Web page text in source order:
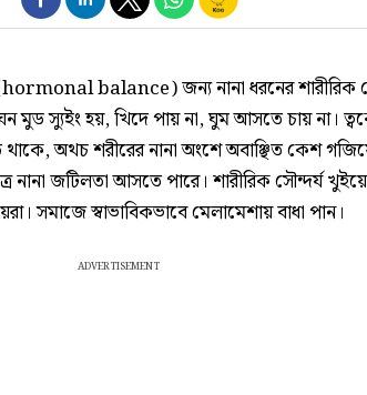
balance) জন্য নানা ধরনের শারীরিক
মুড স্যুইং হয়, খিদে পায় না, ঘুম আসতে চায় না।
অথচ শরীরের নানা অংশে অবাঞ্ছিত কেশ
নানা জটিলতা আসতে পারে। শারীরিক সৌন্দর্য
সমাজে স্বাভাবিকভাবে মেলামেশায় বাধা পান।
ADVERTISEMENT